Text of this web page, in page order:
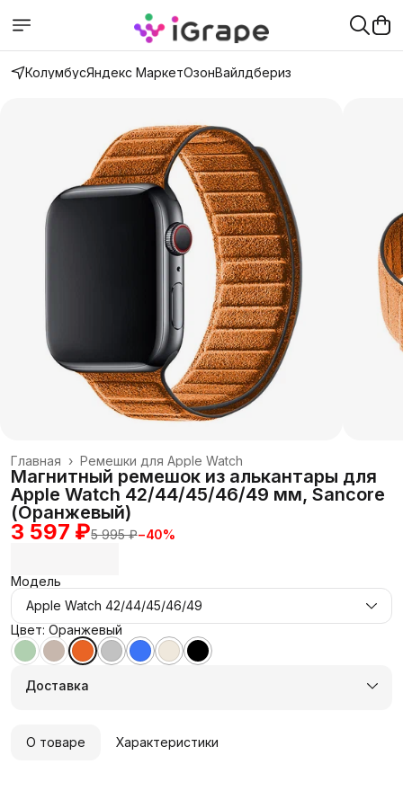
КолумбусЯндекс МаркетОзонВайлдбериз
Ремешки для Apple Watch
Главная ›
Магнитный ремешок из алькантары для
Apple Watch 42/44/45/46/49 мм, Sancore
(Оранжевый)
3 597 ₽5 995 ₽−40%
Модель
Apple Watch 42/44/45/46/49
Цвет: Оранжевый
Доставка
О товаре Характеристики